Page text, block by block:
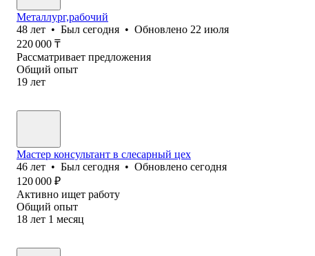
Металлург,рабочий
48 лет • Был сегодня • Обновлено 22 июля
220 000 ₸
Рассматривает предложения
Общий опыт
19 лет
Мастер консультант в слесарный цех
46 лет • Был сегодня • Обновлено сегодня
120 000 ₽
Активно ищет работу
Общий опыт
18 лет 1 месяц